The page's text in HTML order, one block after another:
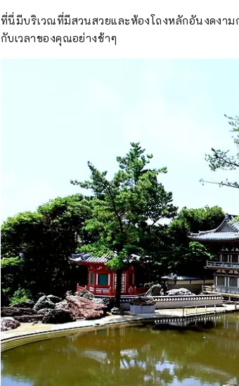
ที่นี่มีบริเวณที่มีสวนสวยและห้องโถงหลักอันงดงา
กับเวลาของคุณอย่างช้าๆ